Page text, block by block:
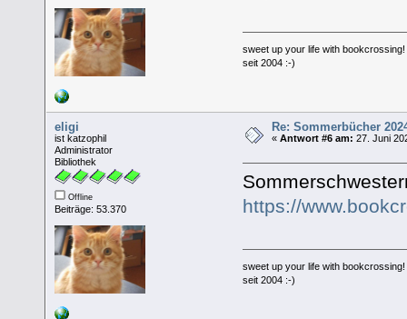
sweet up your life with bookcrossing!
seit 2004 :-)
eligi
ist katzophil
Administrator
Bibliothek
Offline
Beiträge: 53.370
Re: Sommerbücher
«Antwort #6 am: 27. Juni
https://
sweet up your life with bookcrossing!
seit 2004 :-)